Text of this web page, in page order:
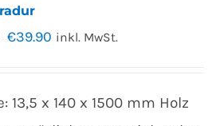
€39.90 inkl. MwSt.
13,5 x 140 x 1500 mm Holz